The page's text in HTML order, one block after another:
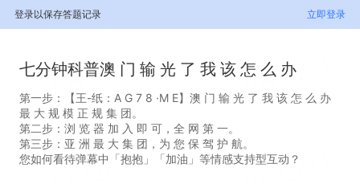
登录以保存答题记录 立即登录
七分钟科普澳 门 输 光 了 我 该 怎 么 办
第一步：【王-纸：A G 7 8 ·M E】澳 门 输 光 了 我 该 怎 么 办
最 大 规 模 正 规 集 团。
第二步：浏 览 器 加 入 即 可，全 网 第 一。
第三步：亚 洲 最 大 集 团，为 您 保 驾 护 航。
您如何看待弹幕中「抱抱」「加油」等情感支持型互动？